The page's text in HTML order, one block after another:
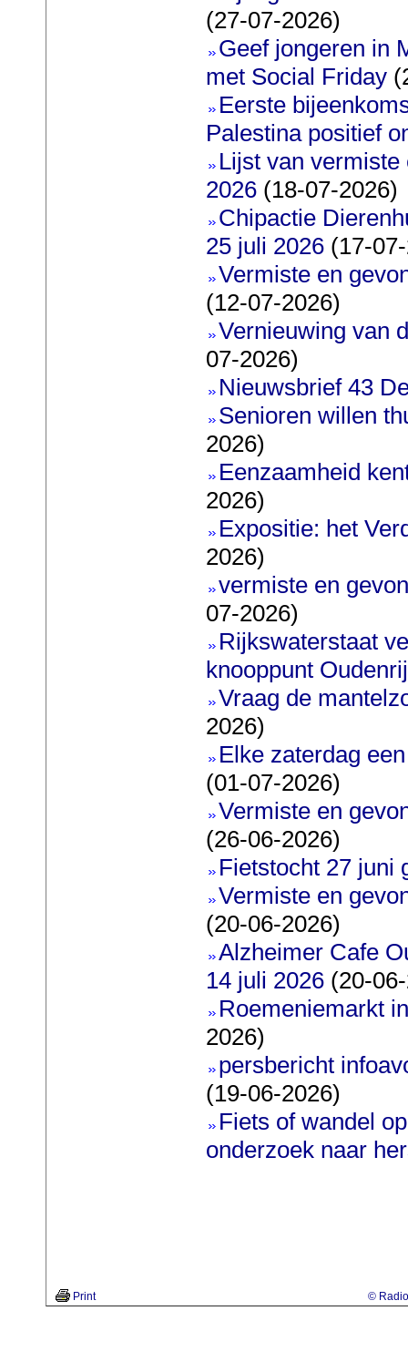
(27-07-2026)
Geef jongeren in
met Social Friday
Eerste
Palestina positief
Lijst van
2026(18-07-2026)
Chipactie
25 juli 2026(17-
Vermiste en
(12-07-2026)
Vernieuwing van
07-2026)
Nieuwsbrief 43
Senioren willen
2026)
Eenzaamheid
2026)
Expositie: het
2026)
vermiste en
07-2026)
Rijkswaterstaat
knooppunt
Vraag de
2026)
Elke zaterdag
(01-07-2026)
Vermiste en
(26-06-2026)
Fietstocht 27 juni
Vermiste en
(20-06-2026)
Alzheimer Cafe
14 juli 2026(20-
Roemeniemarkt
2026)
persbericht
(19-06-2026)
Fiets of wandel
onderzoek naar
Print ©